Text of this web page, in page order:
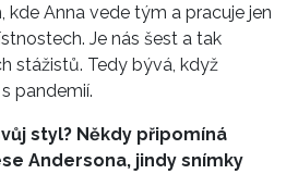
kde Anna vede tým a pracuje jen
Je nás šest a tak
stážistů. Tedy bývá, když
pandemií.
styl? Někdy připomíná
Andersona, jindy snímky